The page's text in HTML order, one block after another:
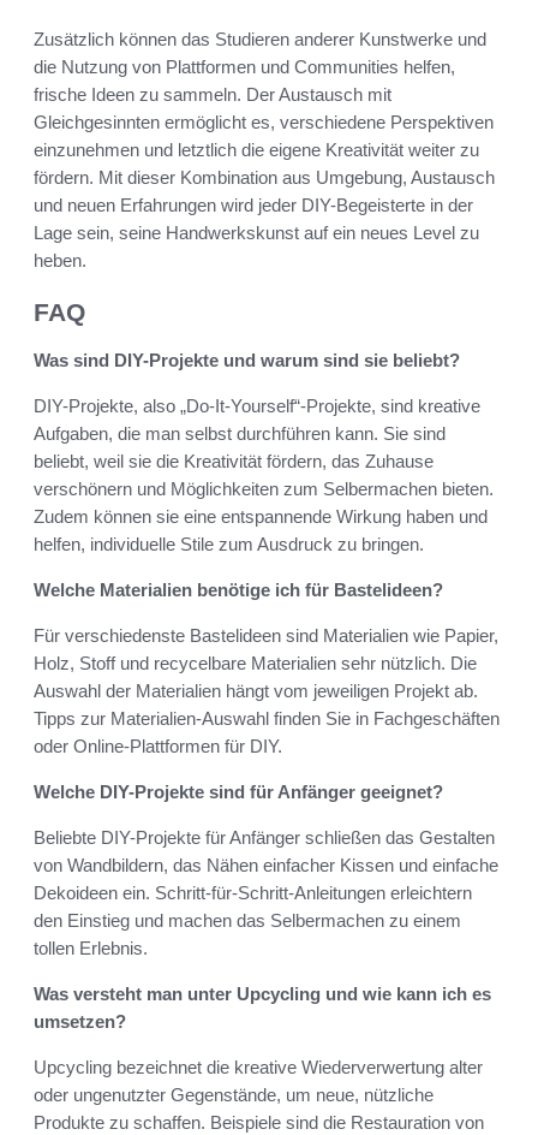
Zusätzlich können das Studieren anderer Kunstwerke und
die Nutzung von Plattformen und Communities helfen,
frische Ideen zu sammeln. Der Austausch mit
Gleichgesinnten ermöglicht es, verschiedene Perspektiven
einzunehmen und letztlich die eigene Kreativität weiter zu
fördern. Mit dieser Kombination aus Umgebung, Austausch
und neuen Erfahrungen wird jeder DIY-Begeisterte in der
Lage sein, seine Handwerkskunst auf ein neues Level zu
heben.
FAQ
Was sind DIY-Projekte und warum sind sie beliebt?
DIY-Projekte, also „Do-It-Yourself“-Projekte, sind kreative
Aufgaben, die man selbst durchführen kann. Sie sind
beliebt, weil sie die Kreativität fördern, das Zuhause
verschönern und Möglichkeiten zum Selbermachen bieten.
Zudem können sie eine entspannende Wirkung haben und
helfen, individuelle Stile zum Ausdruck zu bringen.
Welche Materialien benötige ich für Bastelideen?
Für verschiedenste Bastelideen sind Materialien wie Papier,
Holz, Stoff und recycelbare Materialien sehr nützlich. Die
Auswahl der Materialien hängt vom jeweiligen Projekt ab.
Tipps zur Materialien-Auswahl finden Sie in Fachgeschäften
oder Online-Plattformen für DIY.
Welche DIY-Projekte sind für Anfänger geeignet?
Beliebte DIY-Projekte für Anfänger schließen das Gestalten
von Wandbildern, das Nähen einfacher Kissen und einfache
Dekoideen ein. Schritt-für-Schritt-Anleitungen erleichtern
den Einstieg und machen das Selbermachen zu einem
tollen Erlebnis.
Was versteht man unter Upcycling und wie kann ich es
umsetzen?
Upcycling bezeichnet die kreative Wiederverwertung alter
oder ungenutzter Gegenstände, um neue, nützliche
Produkte zu schaffen. Beispiele sind die Restauration von